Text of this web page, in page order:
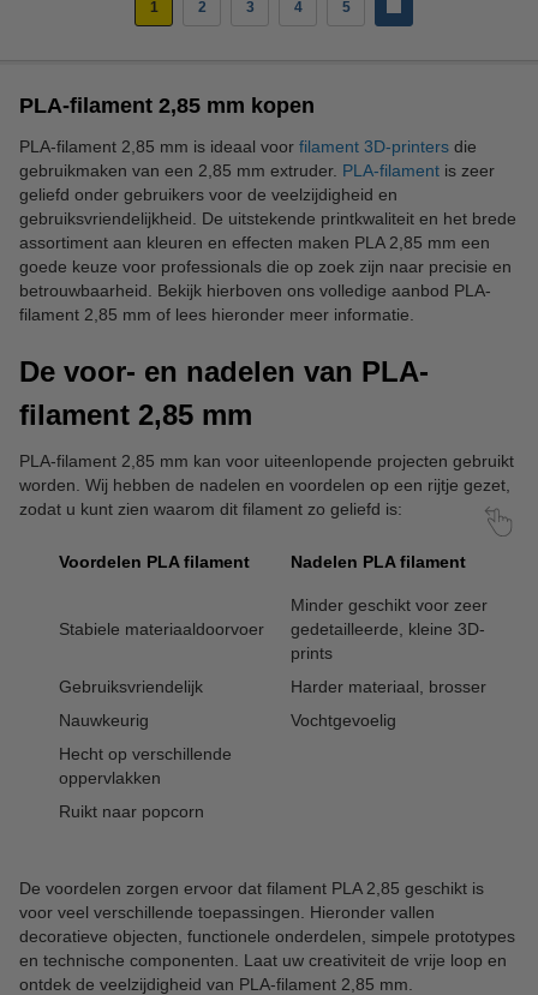
1 2 3 4 5
PLA-filament 2,85 mm kopen
PLA-filament 2,85 mm is ideaal voor filament 3D-printers die
gebruikmaken van een 2,85 mm extruder. PLA-filament is zeer
geliefd onder gebruikers voor de veelzijdigheid en
gebruiksvriendelijkheid. De uitstekende printkwaliteit en het brede
assortiment aan kleuren en effecten maken PLA 2,85 mm een
goede keuze voor professionals die op zoek zijn naar precisie en
betrouwbaarheid. Bekijk hierboven ons volledige aanbod PLA-
filament 2,85 mm of lees hieronder meer informatie.
De voor- en nadelen van PLA-
filament 2,85 mm
PLA-filament 2,85 mm kan voor uiteenlopende projecten gebruikt
worden. Wij hebben de nadelen en voordelen op een rijtje gezet,
zodat u kunt zien waarom dit filament zo geliefd is:
Voordelen PLA filament Nadelen PLA filament
Stabiele materiaaldoorvoer
Minder geschikt voor zeer
gedetailleerde, kleine 3D-
prints
Gebruiksvriendelijk
Harder materiaal, brosser
Nauwkeurig
Vochtgevoelig
Hecht op verschillende
oppervlakken
Ruikt naar popcorn
De voordelen zorgen ervoor dat filament PLA 2,85 geschikt is
voor veel verschillende toepassingen. Hieronder vallen
decoratieve objecten, functionele onderdelen, simpele prototypes
en technische componenten. Laat uw creativiteit de vrije loop en
ontdek de veelzijdigheid van PLA-filament 2,85 mm.